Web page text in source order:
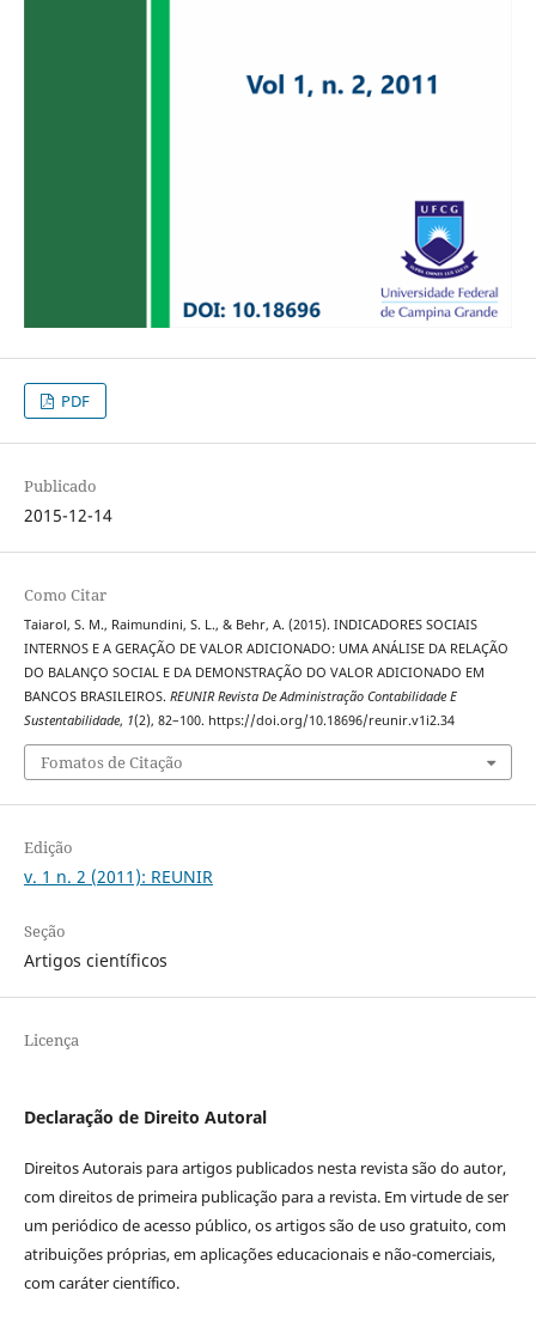
PDF
Publicado
2015-12-14
Como Citar
Taiarol, S. M., Raimundini, S. L., & Behr, A. (2015). INDICADORES SOCIAIS
INTERNOS E A GERAÇÃO DE VALOR ADICIONADO: UMA ANÁLISE DA RELAÇÃO
DO BALANÇO SOCIAL E DA DEMONSTRAÇÃO DO VALOR ADICIONADO EM
BANCOS BRASILEIROS. REUNIR Revista De Administração Contabilidade E
Sustentabilidade, 1(2), 82–100. https://doi.org/10.18696/reunir.v1i2.34
Fomatos de Citação
Edição
v. 1 n. 2 (2011): REUNIR
Seção
Artigos científicos
Licença
Declaração de Direito Autoral
Direitos Autorais para artigos publicados nesta revista são do autor,
com direitos de primeira publicação para a revista. Em virtude de ser
um periódico de acesso público, os artigos são de uso gratuito, com
atribuições próprias, em aplicações educacionais e não-comerciais,
com caráter científico.